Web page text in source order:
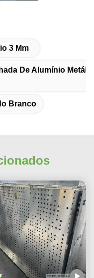
3 Mm
De Alumínio
Branco